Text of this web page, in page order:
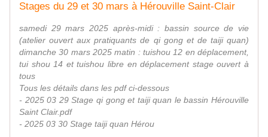
Stages du 29 et 30 mars à Hérouville Saint-Clair
samedi 29 mars 2025 après-midi : bassin source de vie
(atelier ouvert aux pratiquants de qi gong et de taiji quan)
dimanche 30 mars 2025 matin : tuishou 12 en déplacement,
tui shou 14 et tuishou libre en déplacement stage ouvert à
tous
Tous les détails dans les pdf ci-dessous
- 2025 03 29 Stage qi gong et taiji quan le bassin Hérouville
Saint Clair.pdf
- 2025 03 30 Stage taiji quan Hérou